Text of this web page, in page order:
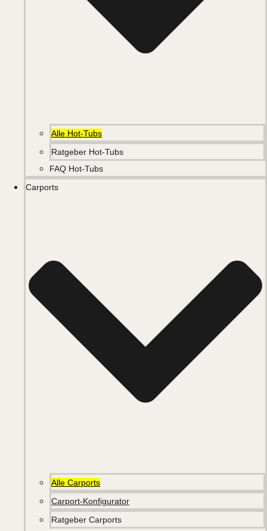
Alle Hot-Tubs
Ratgeber Hot-Tubs
FAQ Hot-Tubs
Carports
Alle Carports
Carport-Konfigurator
Ratgeber Carports